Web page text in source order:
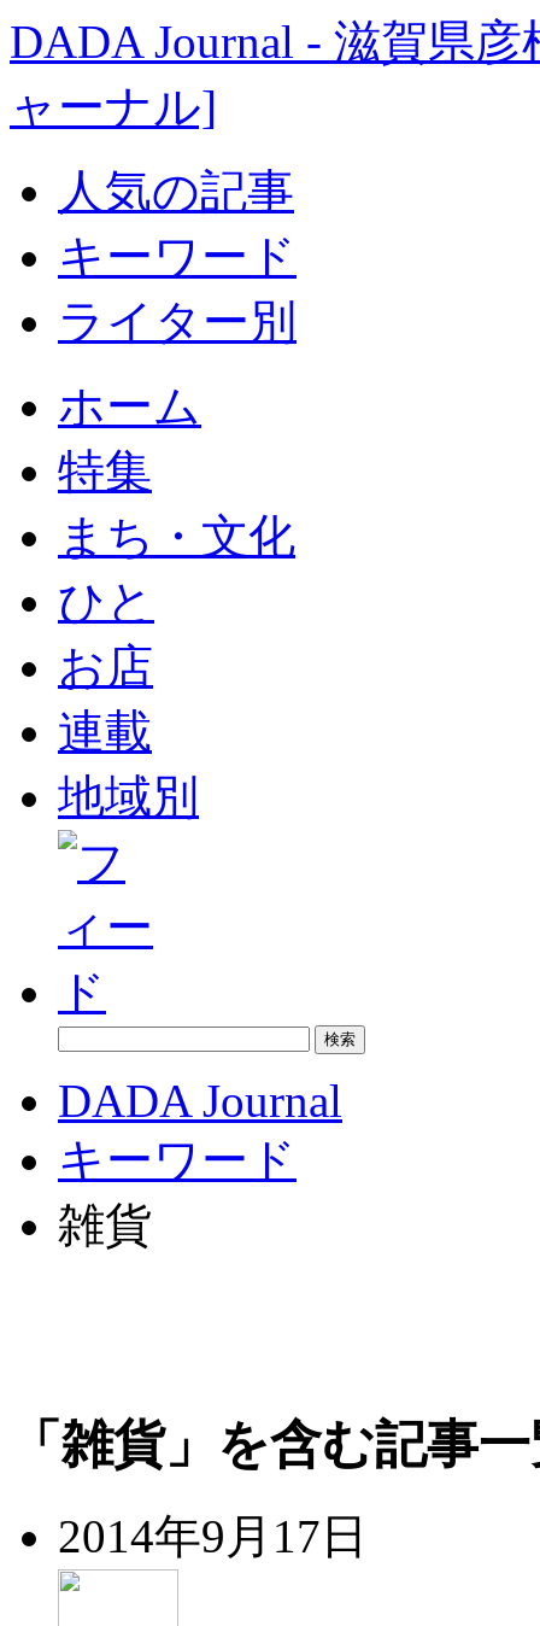
DADA Journal - 滋賀県
ャーナル]
人気の記事
キーワード
ライター別
ホーム
特集
まち・文化
ひと
お店
連載
地域別
DADA Journal
キーワード
雑貨
「雑貨」を含む記事
2014年9月17日